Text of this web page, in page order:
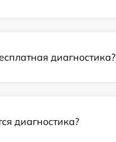
диагностика?
диагностика?